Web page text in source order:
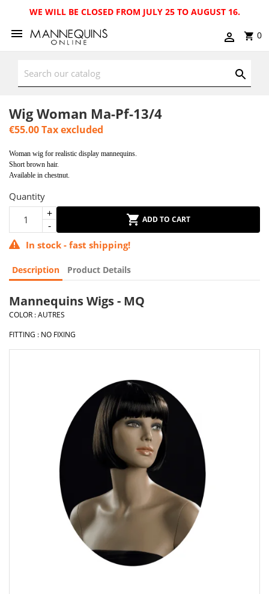
WE WILL BE CLOSED FROM JULY 25 TO AUGUST 16.
0
Wig Woman Ma-Pf-13/4
€55.00Tax excluded
Woman wig for realistic display mannequins.
Short brown hair.
Available in chestnut.
Quantity
ADD TO CART
In stock - fast shipping!
Description Product Details
Mannequins Wigs - MQ
COLOR : AUTRES
FITTING : NO FIXING